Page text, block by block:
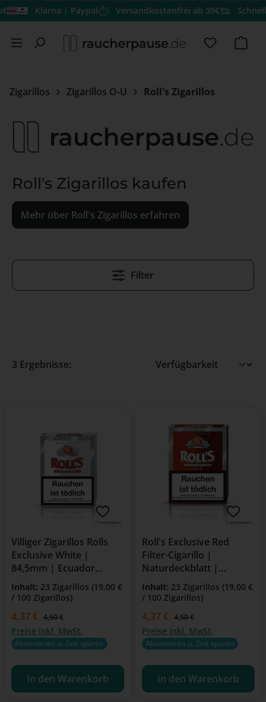
Zum Hauptinhalt springen
Klarna | Paypal Versandkostenfrei ab 39€
Du hast
Zigarillos Zigarillos O-U Roll's Zigarillos
Roll's Zigarillos kaufen
Mehr über Roll's Zigarillos erfahren
Filter
3 Ergebnisse:
Villiger Zigarillos Rolls
Exclusive White |
84,5mm | Ecuador
Deckblatt
Inhalt: 23 Zigarillos (19,00 €
/ 100 Zigarillos)
Verkaufspreis:
4,37 € Regulärer Preis:
4,50 €
Preise inkl. MwSt.
Abonnieren u. Zeit sparen
In den Warenkorb
Roll's Exclusive Red
Filter-Cigarillo |
Naturdeckblatt |
Virginia, Burley, Orient
Inhalt: 23 Zigarillos (19,00 €
/ 100 Zigarillos)
Verkaufspreis:
4,37 € Regulärer Preis:
4,50 €
Preise inkl. MwSt.
Abonnieren u. Zeit sparen
In den Warenkorb